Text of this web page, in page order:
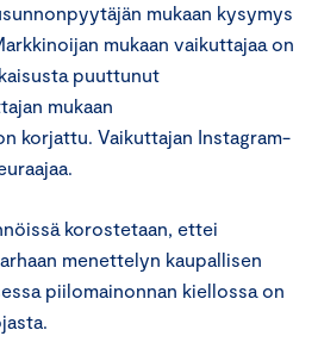
mukaan kysymys
mukaan vaikuttajaa on
puuttunut
mukaan
korjattu. Vaikuttajan Instagram-
korostetaan, ettei
menettelyn kaupallisen
piilomainonnan kiellossa on